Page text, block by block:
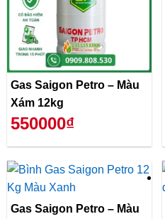
Gas Saigon Petro – Màu
Xám 12kg
550000₫
Gas Saigon Petro – Màu